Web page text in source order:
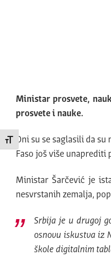
Promeni veličinu slova
Ministar prosvete,
prosvete i nauke.
Oni su se saglasili da
Faso još više unaprediti
Ministar Šarčević je
nesvrstanih zemalja,
Srbija je u drugoj
osnovu iskustva iz
škole digitalnim